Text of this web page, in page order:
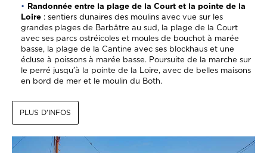
Randonnée entre la plage de la Court et la pointe de la
Loire : sentiers dunaires des moulins avec vue sur les
grandes plages de Barbâtre au sud, la plage de la Court
avec ses parcs ostréicoles et moules de bouchot à marée
basse, la plage de la Cantine avec ses blockhaus et une
écluse à poissons à marée basse. Poursuite de la marche sur
le perré jusqu’à la pointe de la Loire, avec de belles maisons
en bord de mer et le moulin du Both.
PLUS D'INFOS